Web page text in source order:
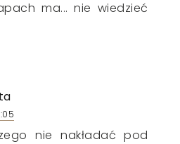
ma... nie wiedzieć
nie nakładać pod